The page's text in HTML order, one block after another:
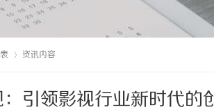
资讯内容
引领影视行业新时代的